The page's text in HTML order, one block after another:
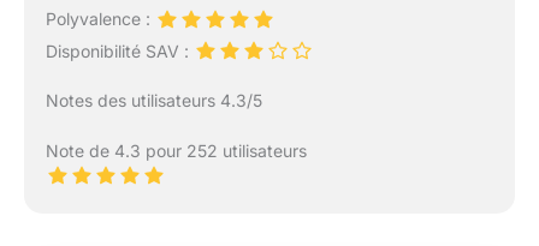
Polyvalence :
Disponibilité SAV :
Notes des utilisateurs 4.3/5
Note de 4.3 pour 252 utilisateurs